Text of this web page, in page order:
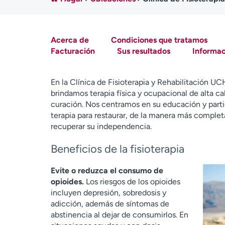
Acerca de
Condiciones que tratamos
Facturación
Sus resultados
En la Clínica de Fisioterapia y Rehabilitación
brindamos terapia física y ocupacional de alta
curación. Nos centramos en su educación y
terapia para restaurar, de la manera más
recuperar su independencia.
Beneficios de la fisioterapia
Evite o reduzca el consumo de
opioides.Los riesgos de los opioides
incluyen depresión, sobredosis y
adicción, además de síntomas de
abstinencia al dejar de consumirlos. En